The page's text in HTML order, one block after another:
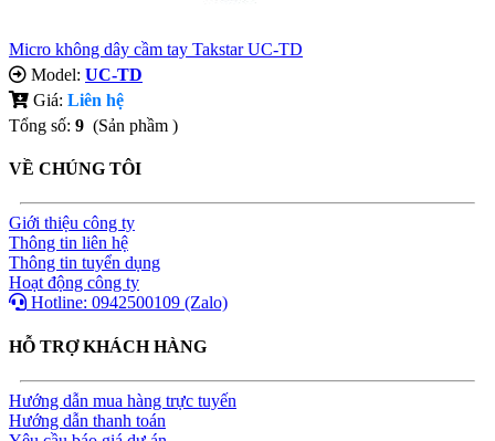
Micro không dây cầm tay Takstar UC-TD
Model: UC-TD
Giá: Liên hệ
Tổng số: 9 (Sản phầm )
VỀ CHÚNG TÔI
Giới thiệu công ty
Thông tin liên hệ
Thông tin tuyển dụng
Hoạt động công ty
Hotline: 0942500109 (Zalo)
HỖ TRỢ KHÁCH HÀNG
Hướng dẫn mua hàng trực tuyến
Hướng dẫn thanh toán